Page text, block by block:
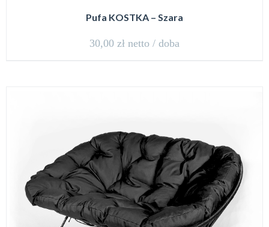
Pufa KOSTKA – Szara
30,00 zł netto / doba